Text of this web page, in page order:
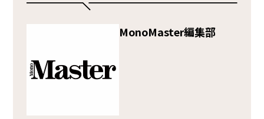
MonoMaster編集部